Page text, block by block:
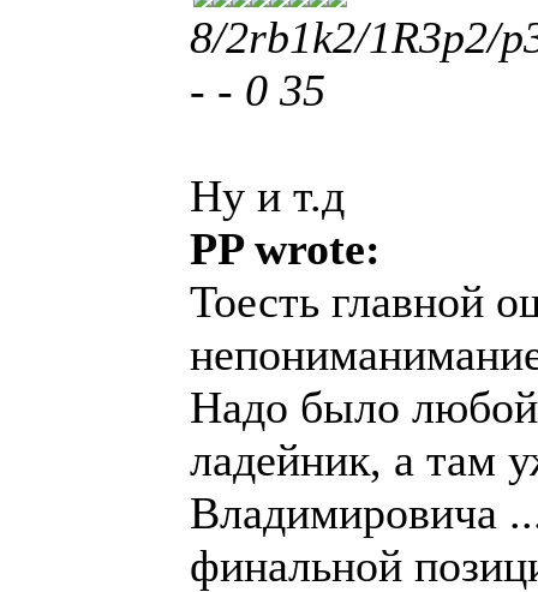
8/2rb1k2/1R3p2/
- - 0 35
Ну и т.д
PP wrote:
Тоесть главной
Надо было любой
ладейник, а там
Владимировича
финальной